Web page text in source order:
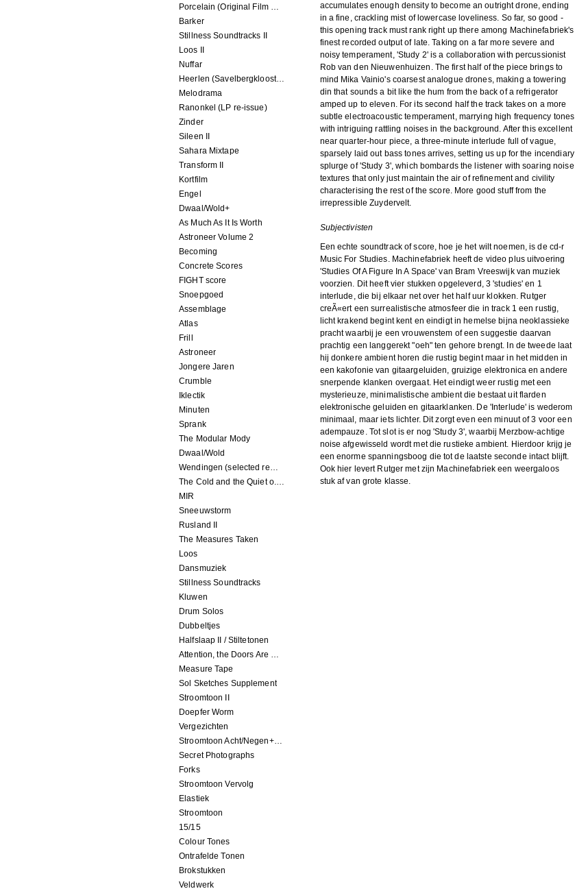
Porcelain (Original Film Soundtrack)
Barker
Stillness Soundtracks II
Loos II
Nuffar
Heerlen (Savelbergklooster, 31 August 2019)
Melodrama
Ranonkel (LP re-issue)
Zinder
Sileen II
Sahara Mixtape
Transform II
Kortfilm
Engel
Dwaal/Wold+
As Much As It Is Worth
Astroneer Volume 2
Becoming
Concrete Scores
FIGHT score
Snoepgoed
Assemblage
Atlas
Frill
Astroneer
Jongere Jaren
Crumble
Iklectik
Minuten
Sprank
The Modular Mody
Dwaal/Wold
Wendingen (selected remixes 2005-2015)
The Cold and the Quiet o.s.t.
MIR
Sneeuwstorm
Rusland II
The Measures Taken
Loos
Dansmuziek
Stillness Soundtracks
Kluwen
Drum Solos
Dubbeltjes
Halfslaap II / Stiltetonen
Attention, the Doors Are Closing!
Measure Tape
Sol Sketches Supplement
Stroomtoon II
Doepfer Worm
Vergezichten
Stroomtoon Acht/Negen+Tien/Elf
Secret Photographs
Forks
Stroomtoon Vervolg
Elastiek
Stroomtoon
15/15
Colour Tones
Ontrafelde Tonen
Brokstukken
Veldwerk
accumulates enough density to become an outright drone, ending
in a fine, crackling mist of lowercase loveliness. So far, so good -
this opening track must rank right up there among Machinefabriek's
finest recorded output of late. Taking on a far more severe and
noisy temperament, 'Study 2' is a collaboration with percussionist
Rob van den Nieuwenhuizen. The first half of the piece brings to
mind Mika Vainio's coarsest analogue drones, making a towering
din that sounds a bit like the hum from the back of a refrigerator
amped up to eleven. For its second half the track takes on a more
subtle electroacoustic temperament, marrying high frequency tones
with intriguing rattling noises in the background. After this excellent
near quarter-hour piece, a three-minute interlude full of vague,
sparsely laid out bass tones arrives, setting us up for the incendiary
splurge of 'Study 3', which bombards the listener with soaring noise
textures that only just maintain the air of refinement and civility
characterising the rest of the score. More good stuff from the
irrepressible Zuydervelt.
Subjectivisten
Een echte soundtrack of score, hoe je het wilt noemen, is de cd-r
Music For Studies. Machinefabriek heeft de video plus uitvoering
'Studies Of A Figure In A Space' van Bram Vreeswijk van muziek
voorzien. Dit heeft vier stukken opgeleverd, 3 'studies' en 1
interlude, die bij elkaar net over het half uur klokken. Rutger
creÃ«ert een surrealistische atmosfeer die in track 1 een rustig,
licht krakend begint kent en eindigt in hemelse bijna neoklassieke
pracht waarbij je een vrouwenstem of een suggestie daarvan
prachtig een langgerekt "oeh" ten gehore brengt. In de tweede laat
hij donkere ambient horen die rustig begint maar in het midden in
een kakofonie van gitaargeluiden, gruizige elektronica en andere
snerpende klanken overgaat. Het eindigt weer rustig met een
mysterieuze, minimalistische ambient die bestaat uit flarden
elektronische geluiden en gitaarklanken. De 'Interlude' is wederom
minimaal, maar iets lichter. Dit zorgt even een minuut of 3 voor een
adempauze. Tot slot is er nog 'Study 3', waarbij Merzbow-achtige
noise afgewisseld wordt met die rustieke ambient. Hierdoor krijg je
een enorme spanningsboog die tot de laatste seconde intact blijft.
Ook hier levert Rutger met zijn Machinefabriek een weergaloos
stuk af van grote klasse.